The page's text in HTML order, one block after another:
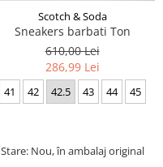
Scotch & Soda
Sneakers barbati Ton
610,00 Lei
286,99 Lei
41 42 42.5 43 44 45
Stare: Nou, în ambalaj original